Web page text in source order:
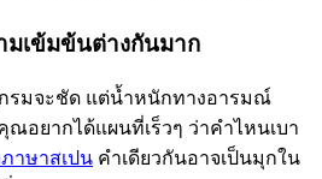
มเข้มข้นต่างกันมาก
รมจะชัด แต่น้ำหนักทางอารมณ์
ณอยากได้แผนที่เร็วๆ ว่าคำไหนเบา
าษาสเปน คำเดียวกันอาจเป็นมุกใน